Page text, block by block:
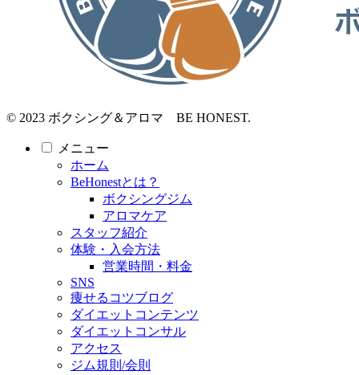
© 2023 ボクシング＆アロマ BE HONEST.
メニュー
ホーム
BeHonestとは？
ボクシングジム
アロマケア
スタッフ紹介
体験・入会方法
営業時間・料金
SNS
痩せるコツブログ
ダイエットコンテンツ
ダイエットコンサル
アクセス
ジム規則/会則